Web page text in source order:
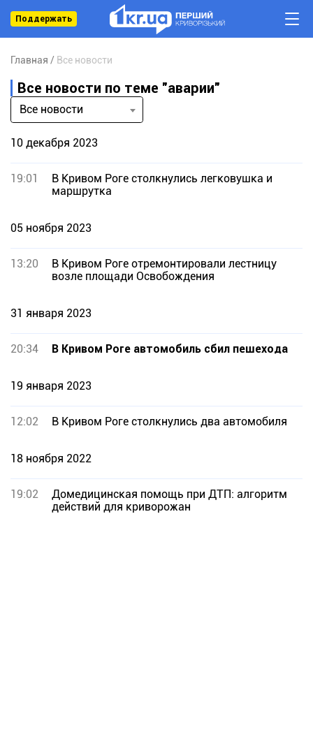
Поддержать
Главная Все новости
Все новости по теме "аварии"
Все новости
10 декабря 2023
19:01
В Кривом Роге столкнулись легковушка и
маршрутка
05 ноября 2023
13:20
В Кривом Роге отремонтировали лестницу
возле площади Освобождения
31 января 2023
20:34 В Кривом Роге автомобиль сбил пешехода
19 января 2023
12:02 В Кривом Роге столкнулись два автомобиля
18 ноября 2022
19:02
Домедицинская помощь при ДТП: алгоритм
действий для криворожан